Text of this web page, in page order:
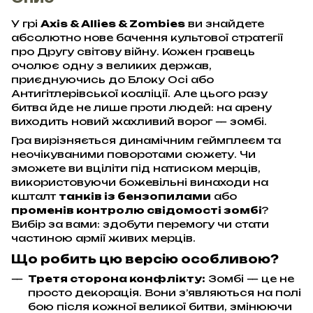
У грі Axis & Allies & Zombies ви знайдете
абсолютно нове бачення культової стратегії
про Другу світову війну. Кожен гравець
очолює одну з великих держав,
приєднуючись до Блоку Осі або
Антигітлерівської коаліції. Але цього разу
битва йде не лише проти людей: на арену
виходить новий жахливий ворог — зомбі.
Гра вирізняється динамічним геймплеєм та
неочікуваними поворотами сюжету. Чи
зможете ви вціліти під натиском мерців,
використовуючи божевільні винаходи на
кшталт танків із бензопилами або
променів контролю свідомості зомбі?
Вибір за вами: здобути перемогу чи стати
частиною армії живих мерців.
Що робить цю версію особливою?
Третя сторона конфлікту: Зомбі — це не
просто декорація. Вони з’являються на полі
бою після кожної великої битви, змінюючи